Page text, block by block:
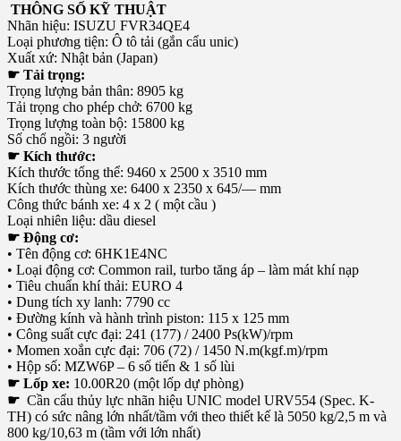
THÔNG SỐ KỸ THUẬT
Nhãn hiệu: ISUZU FVR34QE4
Loại phương tiện: Ô tô tải (gắn cẩu unic)
Xuất xứ: Nhật bản (Japan)
☛ Tải trọng:
Trọng lượng bản thân: 8905 kg
Tải trọng cho phép chở: 6700 kg
Trọng lượng toàn bộ: 15800 kg
Số chổ ngồi: 3 người
☛ Kích thước:
Kích thước tổng thể: 9460 x 2500 x 3510 mm
Kích thước thùng xe: 6400 x 2350 x 645/— mm
Công thức bánh xe: 4 x 2 ( một cầu )
Loại nhiên liệu: dầu diesel
☛ Động cơ:
• Tên động cơ: 6HK1E4NC
• Loại động cơ: Common rail, turbo tăng áp – làm mát khí nạp
• Tiêu chuẩn khí thải: EURO 4
• Dung tích xy lanh: 7790 cc
• Đường kính và hành trình piston: 115 x 125 mm
• Công suất cực đại: 241 (177) / 2400 Ps(kW)/rpm
• Momen xoắn cực đại: 706 (72) / 1450 N.m(kgf.m)/rpm
• Hộp số: MZW6P – 6 số tiến & 1 số lùi
☛ Lốp xe: 10.00R20 (một lốp dự phòng)
☛ Cần cẩu thủy lực nhãn hiệu UNIC model URV554 (Spec. K-
TH) có sức nâng lớn nhất/tầm với theo thiết kế là 5050 kg/2,5 m và
800 kg/10,63 m (tầm với lớn nhất)